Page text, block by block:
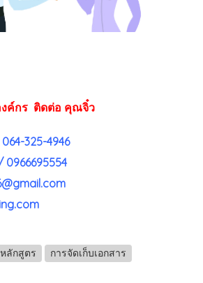
งค์กร ติดต่อ คุณจิ๋ว
325-4946
0966695554
หลักสูตร การจัดเก็บเอกสาร